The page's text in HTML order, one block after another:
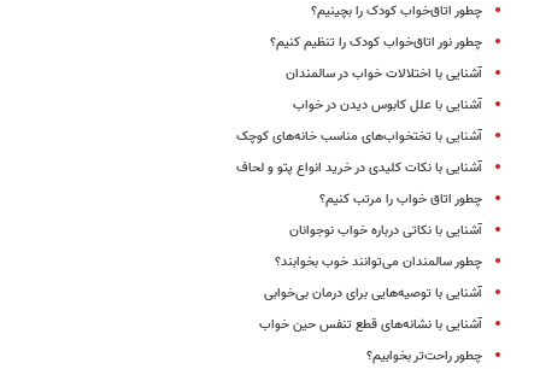
چطور اتاق‌خواب کودک را بچینیم؟
چطور نور اتاق‌خواب کودک را تنظیم کنیم؟
آشنایی با اختلالات خواب در سالمندان
آشنایی با علل کابوس دیدن در خواب
آشنایی با تختخواب‌های مناسب خانه‌های کوچک
آشنایی با نکات کلیدی در خرید انواع پتو و لحاف
چطور اتاق خواب را مرتب کنیم؟
آشنایی با نکاتی درباره خواب نوجوانان
چطور سالمندان می‌توانند خوب بخوابند؟
آشنایی با توصیه‌هایی برای درمان بی‌خوابی
آشنایی با نشانه‌های قطع تنفس حین خواب
چطور راحت‌تر بخوابیم؟